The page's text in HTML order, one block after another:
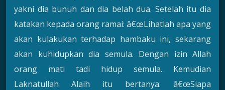
yakni dia bunuh dan dia belah dua. Setelah itu dia
katakan kepada orang ramai: â€œLihatlah apa yang
akan kulakukan terhadap hambaku ini, sekarang
akan kuhidupkan dia semula. Dengan izin Allah
orang mati tadi hidup semula. Kemudian
Laknatullah Alaih itu bertanya: â€œSiapa